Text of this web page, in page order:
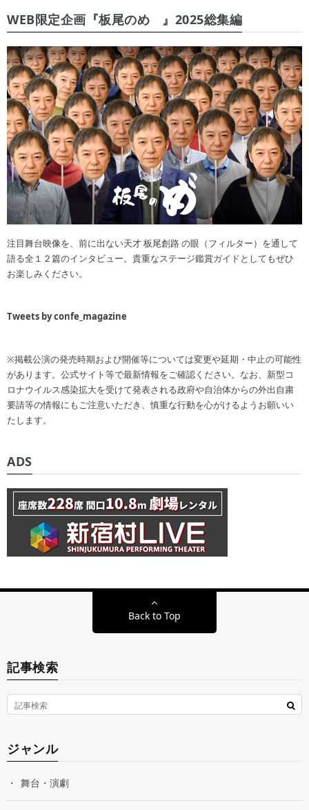
WEB限定企画『板尾のめ゙』2025総集編
注目舞台映像を、前に出ない天才 板尾創路 の眼（フィルター）を通して
語る全１２篇のインタビュー。貴重なステージ鑑賞ガイドとしてもぜひ
お楽しみください。
Tweets by confe_magazine
※掲載公演の発売時期および開催等については変更や延期・中止の可能性
があります。公式サイト等で最新情報をご確認ください。なお、新型コ
ロナウイルス感染拡大を受けて発表される政府や自治体からの外出自粛
要請等の情報にもご注意いただき、慎重な行動を心がけるようお願いい
たします。
ADS
Back to Top
記事検索
ジャンル
舞台・演劇